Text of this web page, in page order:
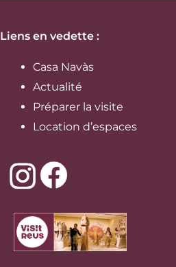
Liens en vedette :
Casa Navàs
Actualité
Préparer la visite
Location d’espaces